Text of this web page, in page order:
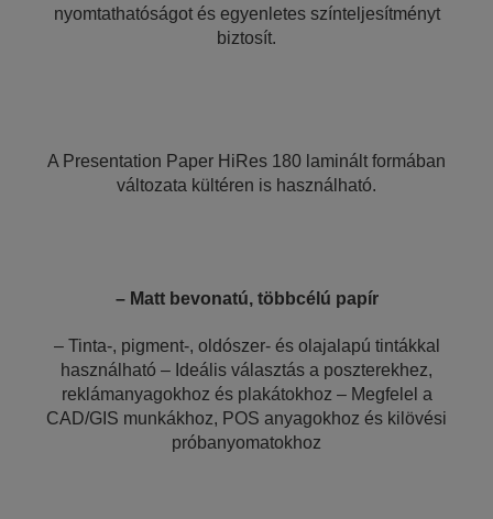
nyomtathatóságot és egyenletes színteljesítményt
biztosít.
A Presentation Paper HiRes 180 laminált formában
változata kültéren is használható.
– Matt bevonatú, többcélú papír
– Tinta-, pigment-, oldószer- és olajalapú tintákkal
használható – Ideális választás a poszterekhez,
reklámanyagokhoz és plakátokhoz – Megfelel a
CAD/GIS munkákhoz, POS anyagokhoz és kilövési
próbanyomatokhoz